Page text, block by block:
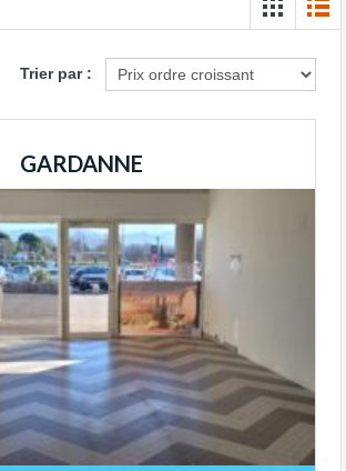
Trier par :
GARDANNE